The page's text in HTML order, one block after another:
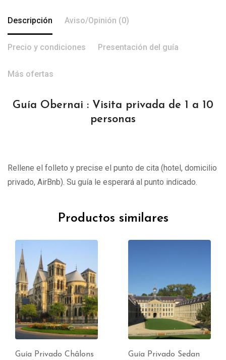
Descripción Aviso/Opinión (0)
Precio y condiciones Presentación del guía
Más ofertas
Guía Obernai : Visita privada de 1 a 10
personas
Rellene el folleto y precise el punto de cita (hotel, domicilio
privado, AirBnb). Su guía le esperará al punto indicado.
Productos similares
Guía Privado Châlons
Guía Privado Sedan